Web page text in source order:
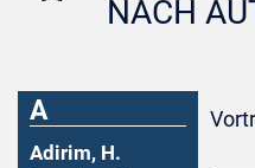
NACH
A
Adirim, H.